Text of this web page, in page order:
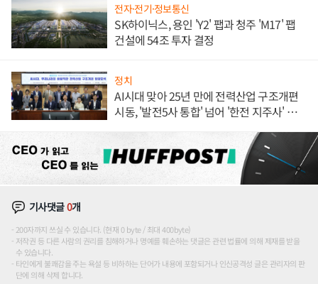
전자·전기·정보통신
SK하이닉스, 용인 'Y2' 팹과 청주 'M17' 팹
건설에 54조 투자 결정
정치
AI시대 맞아 25년 만에 전력산업 구조개편
시동, '발전5사 통합' 넘어 '한전 지주사' 재편
기사댓글0개
200자까지 쓰실 수 있습니다. (현재 0 byte / 최대 400byte)
저작권 등 다른 사람의 권리를 침해하거나 명예를 훼손하는 댓글은 관련 법률에 의해 제재를 받을
수 있습니다.
타인에게 불쾌감을 주는 욕설 등 비하하는 단어가 내용에 포함되거나 인신공격성 글은 관리자의 판
단에 의해 삭제 합니다.